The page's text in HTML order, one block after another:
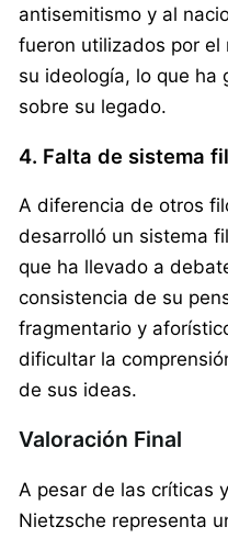
antisemitismo y al
fueron utilizados por el
su ideología, lo que ha
sobre su legado.
4. Falta de sistema
A diferencia de otros
desarrolló un sistema
que ha llevado a
consistencia de su
fragmentario y
dificultar la
de sus ideas.
Valoración Final
A pesar de las críticas
Nietzsche representa